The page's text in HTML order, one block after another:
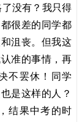
没有？我只得
很差的同学都
沮丧。但我这
准的事情，再
不罢休！同学
是这样的人？
结果中考的时